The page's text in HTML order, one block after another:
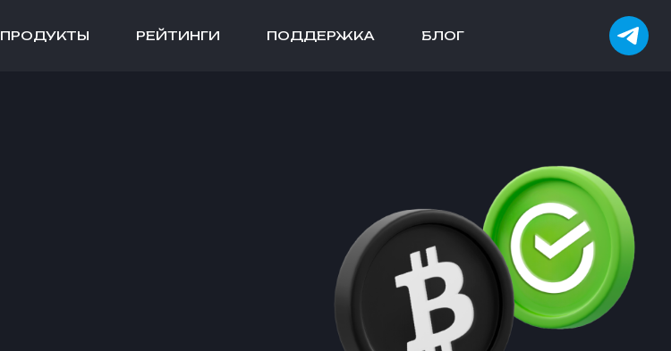
ПРОДУКТЫ РЕЙТИНГИ ПОДДЕРЖКА БЛОГ